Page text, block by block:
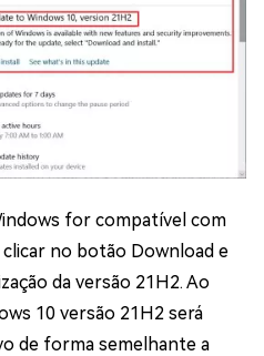
for compatível com
no botão Download e
da versão 21H2. Ao
10 versão 21H2 será
de forma semelhante a